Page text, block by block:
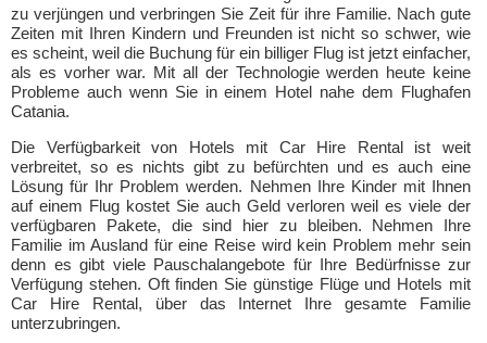
zu verjüngen und verbringen Sie Zeit für ihre Familie. Nach gute
Zeiten mit Ihren Kindern und Freunden ist nicht so schwer, wie
es scheint, weil die Buchung für ein billiger Flug ist jetzt einfacher,
als es vorher war. Mit all der Technologie werden heute keine
Probleme auch wenn Sie in einem Hotel nahe dem Flughafen
Catania.
Die Verfügbarkeit von Hotels mit Car Hire Rental ist weit
verbreitet, so es nichts gibt zu befürchten und es auch eine
Lösung für Ihr Problem werden. Nehmen Ihre Kinder mit Ihnen
auf einem Flug kostet Sie auch Geld verloren weil es viele der
verfügbaren Pakete, die sind hier zu bleiben. Nehmen Ihre
Familie im Ausland für eine Reise wird kein Problem mehr sein
denn es gibt viele Pauschalangebote für Ihre Bedürfnisse zur
Verfügung stehen. Oft finden Sie günstige Flüge und Hotels mit
Car Hire Rental, über das Internet Ihre gesamte Familie
unterzubringen.